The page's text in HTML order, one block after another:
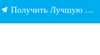
Получить Лучшую Цену